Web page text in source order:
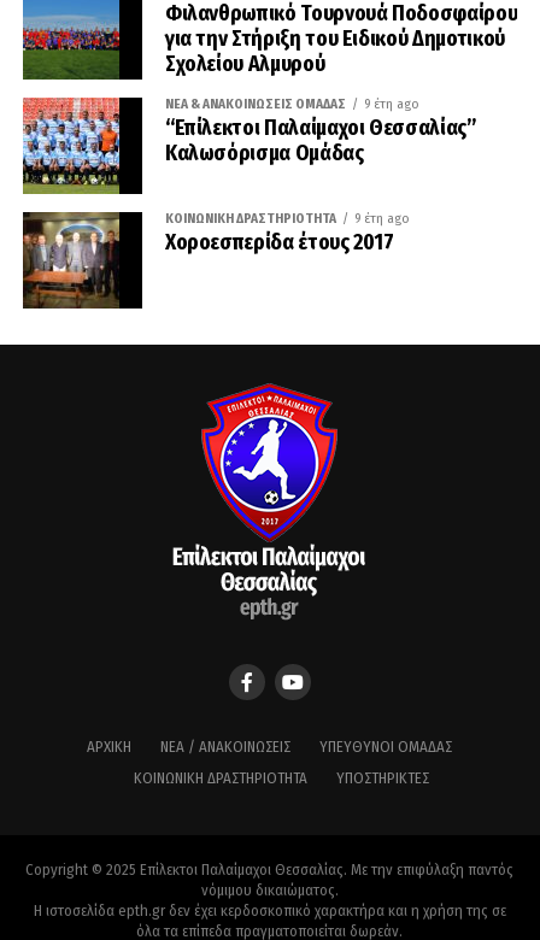
Φιλανθρωπικό Τουρνουά Ποδοσφαίρου
για την Στήριξη του Ειδικού Δημοτικού
Σχολείου Αλμυρού
ΝΈΑ & ΑΝΑΚΟΙΝΏΣΕΙΣ ΟΜΆΔΑΣ 9 έτη ago
“Επίλεκτοι Παλαίμαχοι Θεσσαλίας”
Καλωσόρισμα Ομάδας
ΚΟΙΝΩΝΙΚΉ ΔΡΑΣΤΗΡΙΌΤΗΤΑ 9 έτη ago
Χοροεσπερίδα έτους 2017
ΑΡΧΙΚΉ ΝΈΑ / ΑΝΑΚΟΙΝΏΣΕΙΣ
ΥΠΕΎΘΥΝΟΙ ΟΜΆΔΑΣ
ΚΟΙΝΩΝΙΚΉ ΔΡΑΣΤΗΡΙΌΤΗΤΑ
ΥΠΟΣΤΗΡΙΚΤΈΣ
Copyright © 2025 Επίλεκτοι Παλαίμαχοι Θεσσαλίας. Με την επιφύλαξη παντός
νόμιμου δικαιώματος.
Η ιστοσελίδα epth.gr δεν έχει κερδοσκοπικό χαρακτήρα και η χρήση της σε
όλα τα επίπεδα πραγματοποιείται δωρεάν.